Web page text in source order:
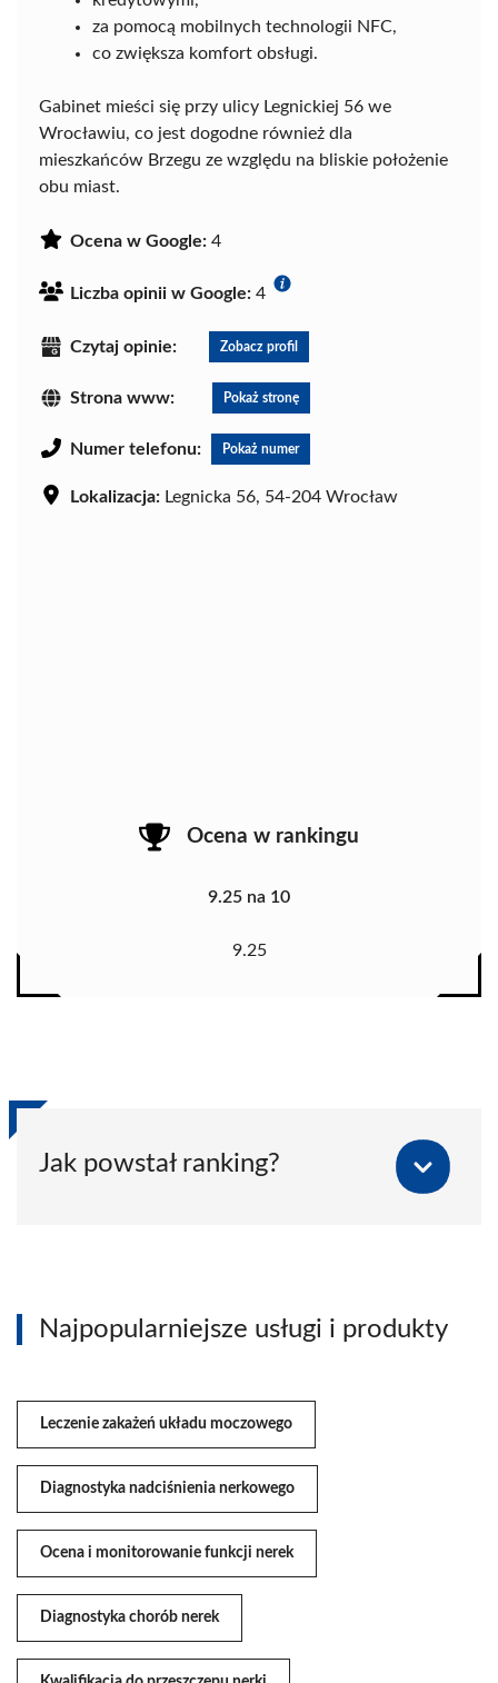
za pomocą mobilnych technologii NFC,
co zwiększa komfort obsługi.
Gabinet mieści się przy ulicy Legnickiej 56 we
Wrocławiu, co jest dogodne również dla
mieszkańców Brzegu ze względu na bliskie położenie
obu miast.
Ocena w Google: 4
Liczba opinii w Google: 4
Czytaj opinie: Zobacz profil
Strona www: Pokaż stronę
Numer telefonu: Pokaż numer
Lokalizacja: Legnicka 56, 54-204 Wrocław
Ocena w rankingu
9.25 na 10
9.25
Jak powstał ranking?
Najpopularniejsze usługi i produkty
Leczenie zakażeń układu moczowego
Diagnostyka nadciśnienia nerkowego
Ocena i monitorowanie funkcji nerek
Diagnostyka chorób nerek